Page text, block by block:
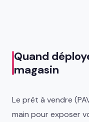
Quand
magasin
Le prêt à vendre
main pour exposer